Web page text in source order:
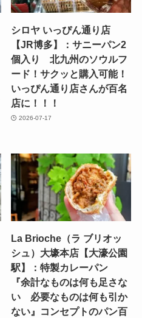
シロヤ いっぴん通り店
【JR博多】：サニーパン2
個入り 北九州のソウルフ
ード！サクッと購入可能！
いっぴん通り店さんが百名
店に！！！
2026-07-17
La Brioche（ラ ブリオッ
シュ）大壕本店【大濠公園
駅】：特製カレーパン
『余計なものは何も足さな
い 必要なものは何も引か
ない』コンセプトのパン百